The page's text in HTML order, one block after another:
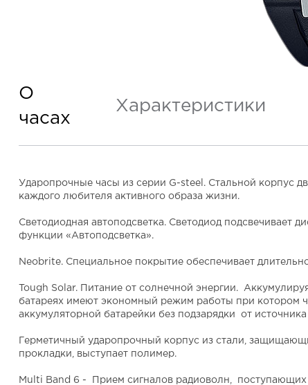
О
часах
Характеристики
Ударопрочные часы из серии G-steel. Стальной корпус
каждого любителя активного образа жизни.
Светодиодная автоподсветка. Светодиод подсвечивает
функции «Автоподсветка».
Neobrite. Специальное покрытие обеспечивает
Tough Solar.
Питание от солнечной энергии.
батареях имеют экономный режим работы при котором
аккумуляторной батарейки без подзарядки от
Герметичный ударопрочный корпус из стали ,
прокладки, выступает полимер.
Multi Band 6 - Прием сигналов радиоволн, поступающих